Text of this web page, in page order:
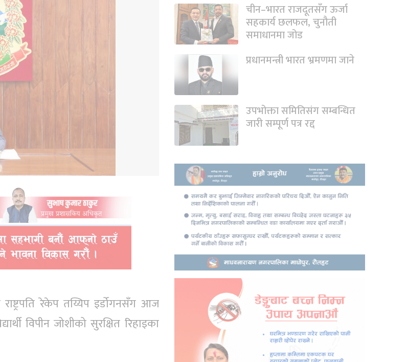
रेकेप तय्यिप इर्डोगनसँग आज
विपीन जोशीको सुरक्षित रिहाइका
चीन–भारत राजदूतसँग ऊर्जा
सहकार्य छलफल, चुनौती
समाधानमा जोड
प्रधानमन्त्री भारत भ्रमणमा जाने
उपभोक्ता समितिसंग सम्बन्धित
जारी सम्पूर्ण पत्र रद्द